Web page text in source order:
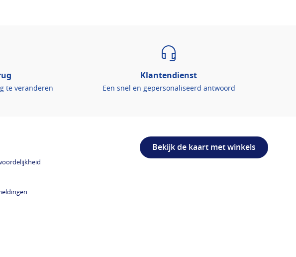
te veranderen
Klantendienst
Een snel en gepersonaliseerd antwoord
Bekijk de kaart met winkels